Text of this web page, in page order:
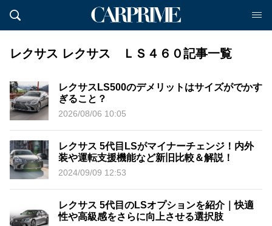
レクサス レクサス ＬＳ４６０記事一覧
レクサスLS500のデメリットはサイズがでかす
ぎること？
2026/08/06 10:05
レクサス 5代目LSがマイナーチェンジ！内外
装や運転支援機能など新旧比較＆解説！
2024/09/09 12:53
レクサス 5代目のLSオプションを紹介｜快適
性や高級感をさらに向上させる選択肢